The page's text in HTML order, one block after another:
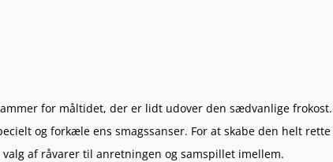
for måltidet, der er lidt udover den sædvanlige frokost.
og forkæle ens smagssanser. For at skabe den helt rette
af råvarer til anretningen og samspillet imellem.